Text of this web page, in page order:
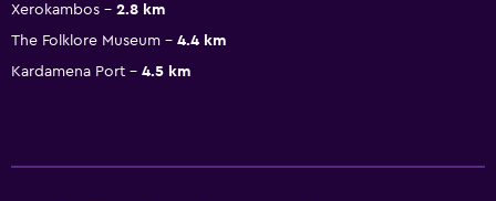
Xerokambos
2.8 km
The Folklore Museum
4.4 km
Kardamena Port
4.5 km